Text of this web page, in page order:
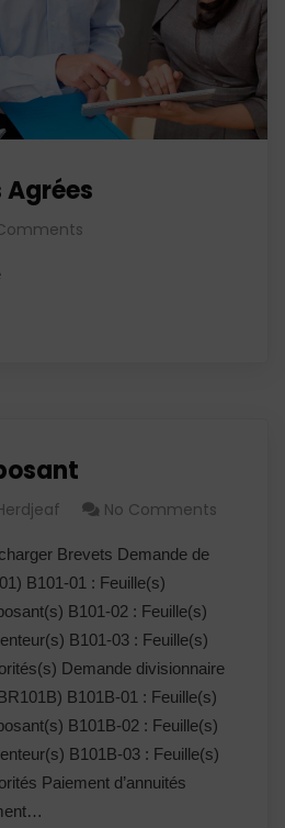
No Comments
Brevets Demande de
B101-01 : Feuille(s)
B101-02 : Feuille(s)
B101-03 : Feuille(s)
Demande divisionnaire
B101B-01 : Feuille(s)
B101B-02 : Feuille(s)
B101B-03 : Feuille(s)
Paiement d’annuités